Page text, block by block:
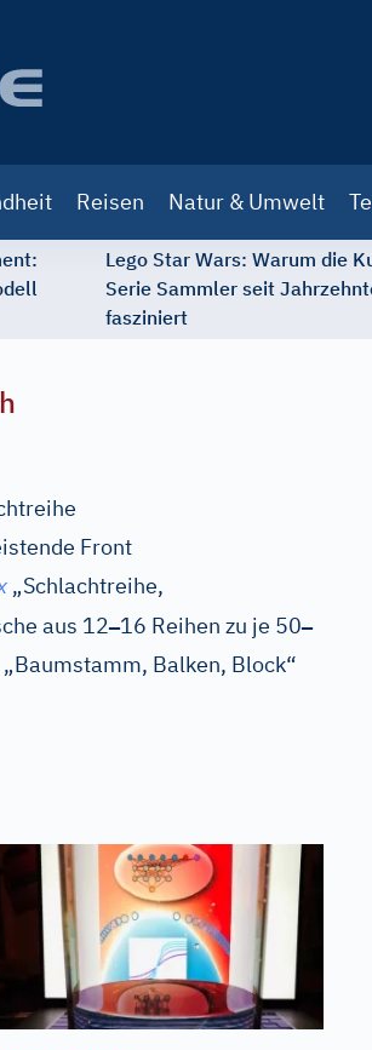
Reisen Natur & Umwelt
Lego Star Wars: Warum die
Serie Sammler seit
fasziniert
Front
„Schlachtreihe,
aus 12–16 Reihen zu je 50–
Balken, Block“